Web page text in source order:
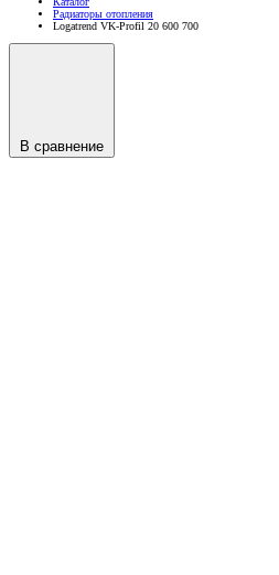
Радиаторы отопления
Logatrend VK-Profil 20 600 700
В сравнение